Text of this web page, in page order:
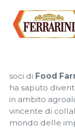
soci di Food
ha saputo
in ambito
vincente di
mondo delle